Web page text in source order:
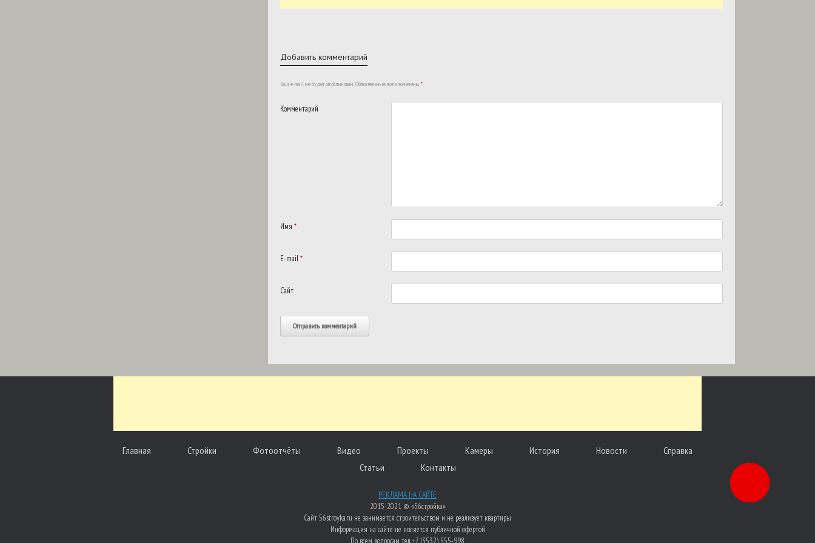
Добавить комментарий
Ваш e-mail не будет опубликован. Обязательные поля помечены*
Комментарий
Имя*
E-mail*
Сайт
Главная Стройки Фотоотчёты Видео Проекты Камеры История Новости
Справка
Статьи
Контакты
РЕКЛАМА НА САЙТЕ
2015-2021 © «56стройка»
Сайт 56stroyka.ru не занимается строительством и не реализует квартиры
Информация на сайте не является публичной офертой
По всем вопросам тел. +7 (3532) 555-998
Заказать